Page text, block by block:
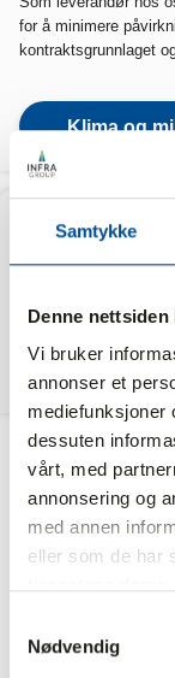
Samtykke
Denne
Vi bruker
annonser et
mediefunksjoner
dessuten
vårt, med
annonsering og
med annen
eller som de har
Nødvendig
for å minimere
kontraktsgrunnlaget
Klima og
Våre verdier
Verdigrunnlaget vårt